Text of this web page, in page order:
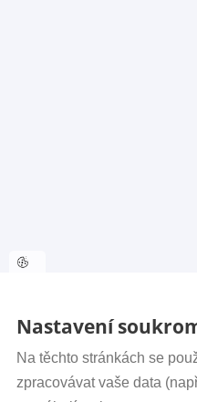
Nastavení
Na těchto stránkách se
zpracovávat vaše data